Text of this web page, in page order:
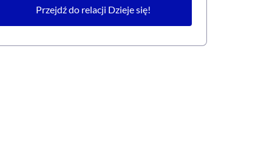
Przejdź do relacji Dzieje się!